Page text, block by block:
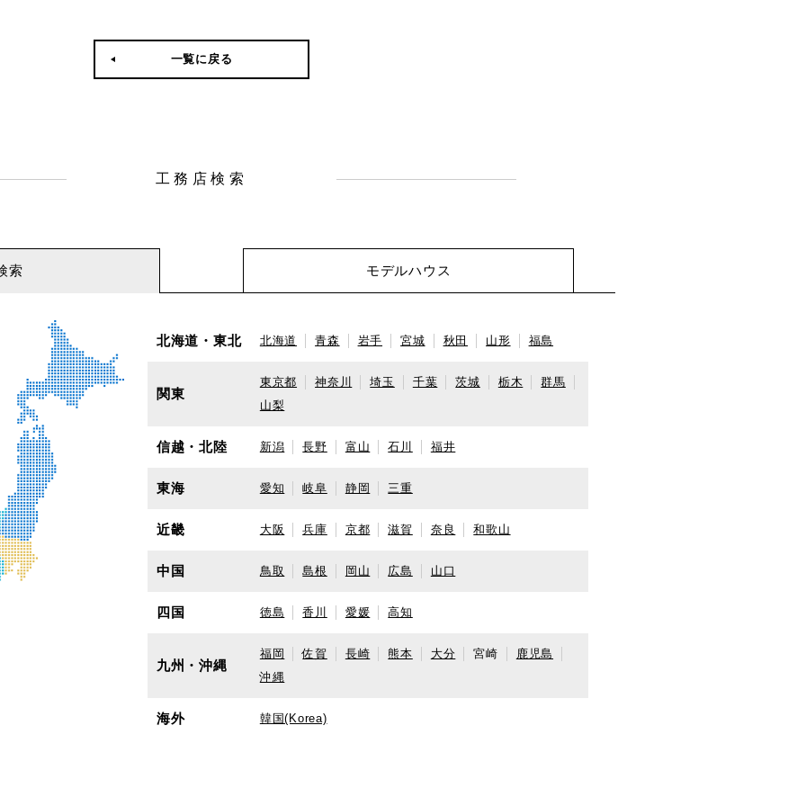
一覧に戻る
工務店検索
索 モデルハウス
北海道・東北 北海道 青森 岩手 宮城 秋田 山形 福島
関東
東京都 神奈川 埼玉 千葉 茨城 栃木
群馬
山梨
信越・北陸 新潟 長野 富山 石川 福井
東海 愛知 岐阜 静岡 三重
近畿 大阪 兵庫 京都 滋賀 奈良 和歌山
中国 鳥取 島根 岡山 広島 山口
四国 徳島 香川 愛媛 高知
九州・沖縄
福岡 佐賀 長崎 熊本 大分 宮崎
鹿児島
沖縄
海外 韓国(Korea)